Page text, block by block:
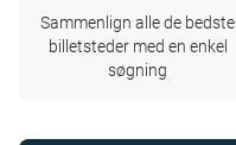
Sammenlign alle de bedste
billetsteder med en enkel
søgning